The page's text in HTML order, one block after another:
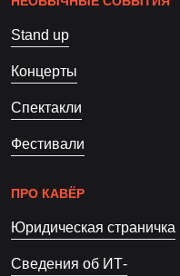
Stand up
Концерты
Спектакли
Фестивали
ПРО КАВЁР
Юридическая страничка
Сведения об ИТ-